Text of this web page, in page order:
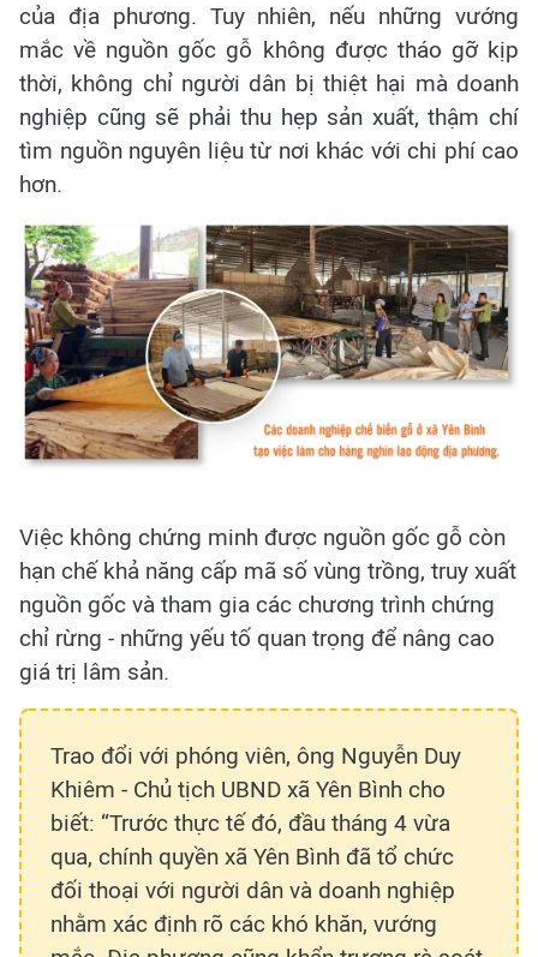
của địa phương. Tuy nhiên, nếu những vướng
mắc về nguồn gốc gỗ không được tháo gỡ kịp
thời, không chỉ người dân bị thiệt hại mà doanh
nghiệp cũng sẽ phải thu hẹp sản xuất, thậm chí
tìm nguồn nguyên liệu từ nơi khác với chi phí cao
hơn.
Việc không chứng minh được nguồn gốc gỗ còn
hạn chế khả năng cấp mã số vùng trồng, truy xuất
nguồn gốc và tham gia các chương trình chứng
chỉ rừng - những yếu tố quan trọng để nâng cao
giá trị lâm sản.
Trao đổi với phóng viên, ông Nguyễn Duy
Khiêm - Chủ tịch UBND xã Yên Bình cho
biết: “Trước thực tế đó, đầu tháng 4 vừa
qua, chính quyền xã Yên Bình đã tổ chức
đối thoại với người dân và doanh nghiệp
nhằm xác định rõ các khó khăn, vướng